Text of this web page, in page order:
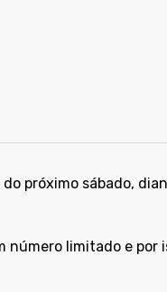
próximo sábado,
limitado e por